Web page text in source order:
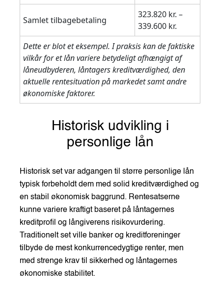
Samlet tilbagebetaling
323.820 kr. –
339.600 kr.
Dette er blot et eksempel. I praksis kan de faktiske
vilkår for et lån variere betydeligt afhængigt af
låneudbyderen, låntagers kreditværdighed, den
aktuelle rentesituation på markedet samt andre
økonomiske faktorer.
Historisk udvikling i
personlige lån
Historisk set var adgangen til større personlige lån
typisk forbeholdt dem med solid kreditværdighed og
en stabil økonomisk baggrund. Rentesatserne
kunne variere kraftigt baseret på låntagernes
kreditprofil og långiverens risikovurdering.
Traditionelt set ville banker og kreditforeninger
tilbyde de mest konkurrencedygtige renter, men
med strenge krav til sikkerhed og låntagernes
økonomiske stabilitet.